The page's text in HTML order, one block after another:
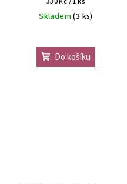
cena:
Skladem(3 ks)
Do košíku